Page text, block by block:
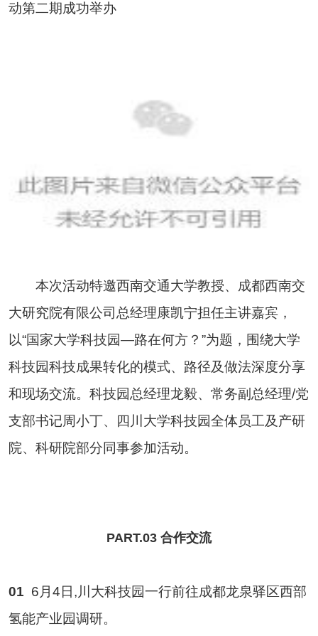
动第二期成功举办
本次活动特邀西南交通大学教授、成都西南交
大研究院有限公司总经理康凯宁担任主讲嘉宾，
以“国家大学科技园—路在何方？”为题，围绕大学
科技园科技成果转化的模式、路径及做法深度分享
和现场交流。科技园总经理龙毅、常务副总经理/党
支部书记周小丁、四川大学科技园全体员工及产研
院、科研院部分同事参加活动。
PART.03 合作交流
01 6月4日,川大科技园一行前往成都龙泉驿区西部
氢能产业园调研。